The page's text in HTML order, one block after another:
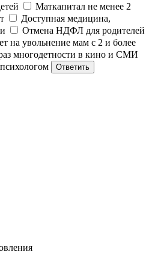
Маткапитал не менее 2
Доступная медицина,
Отмена НДФЛ для родителей
на увольнение мам с 2 и более
многодетности в кино и СМИ